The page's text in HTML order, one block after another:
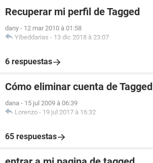
Recuperar mi perfil de Tagged
dany - 12 mar 2010 à 01:58
Yibeddarias - 13 dic 2018 à 23:07
6 respuestas
Cómo eliminar cuenta de Tagged
dana - 15 jul 2009 à 06:39
Lorenzo - 19 jul 2017 à 16:32
65 respuestas